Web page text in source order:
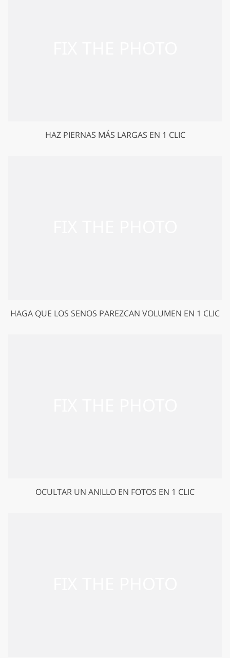
HAZ PIERNAS MÁS LARGAS EN 1 CLIC
HAGA QUE LOS SENOS PAREZCAN VOLUMEN EN 1 CLIC
OCULTAR UN ANILLO EN FOTOS EN 1 CLIC